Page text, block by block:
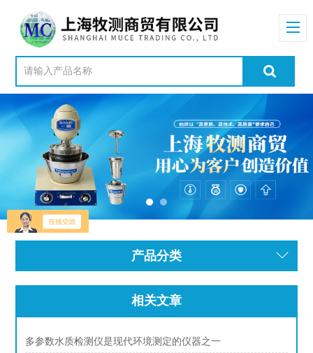
产品分类
相关文章
多参数水质检测仪是现代环境测定的仪器之一